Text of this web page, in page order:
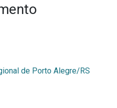
de Porto Alegre/RS